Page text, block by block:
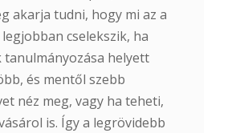
akarja tudni, hogy mi az a
cselekszik, ha
helyett
és mentől szebb
néz meg, vagy ha teheti,
is. Így a legrövidebb